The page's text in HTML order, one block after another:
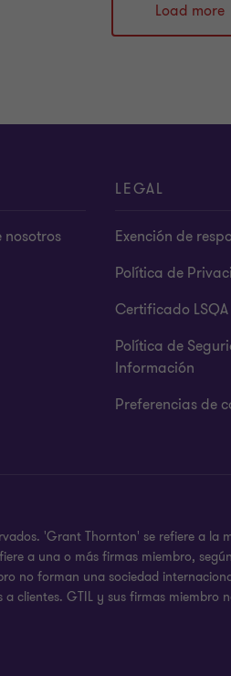
Load more
nosotros
LEGAL
Exención de
Política de
Certificado LSQA
Política de
Información
Preferencias de
'Grant Thornton' se refiere a
a una o más firmas miembro,
no forman una sociedad
clientes. GTIL y sus firmas